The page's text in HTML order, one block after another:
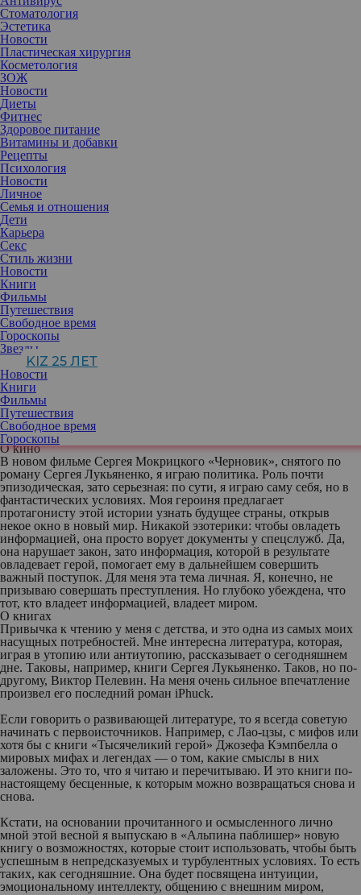
Стоматология
Эстетика
Новости
Пластическая хирургия
Косметология
ЗОЖ
Новости
Диеты
Фитнес
Здоровое питание
Витамины и добавки
Рецепты
Психология
Новости
Личное
Семья и отношения
Дети
Карьера
Секс
Стиль жизни
Новости
Книги
Фильмы
Путешествия
Свободное время
Гороскопы
Звезды
KIZ 25 ЛЕТ
Новости
Книги
Фильмы
Путешествия
Свободное время
Гороскопы
О детстве и комплексах
Идея менять себя, работать над собой первый раз пришла мне в
14 лет, когда я дошла до отчаяния. Я поняла, что у всех есть
какие-то мальчики, а у меня нет. У всех много друзей, а у меня
нет. Все красивые, а я не очень. Все подружки звонко общаются,
а я не могу разговаривать с людьми и вообще у меня какой-то
зажим бесконечный. Поскольку я читала много классической
литературы, как-то наткнулась на дневники Чехова, где он
писал, что решил выжимать из себя раба по капле крови. И я
тоже решила отжать. На это ушло 20 лет. Конечно, когда речь
идет о работе над собой, все всегда происходит постепенно.
Главное — не рассуждать, а действовать.
О кино
В новом фильме Сергея Мокрицкого «Черновик», снятого по
роману Сергея Лукьяненко, я играю политика. Роль почти
эпизодическая, зато серьезная: по сути, я играю саму себя, но в
фантастических условиях. Моя героиня предлагает
протагонисту этой истории узнать будущее страны, открыв
некое окно в новый мир. Никакой эзотерики: чтобы овладеть
информацией, она просто ворует документы у спецслужб. Да,
она нарушает закон, зато информация, которой в результате
овладевает герой, помогает ему в дальнейшем совершить
важный поступок. Для меня эта тема личная. Я, конечно, не
призываю совершать преступления. Но глубоко убеждена, что
тот, кто владеет информацией, владеет миром.
О книгах
Привычка к чтению у меня с детства, и это одна из самых моих
насущных потребностей. Мне интересна литература, которая,
играя в утопию или антиутопию, рассказывает о сегодняшнем
дне. Таковы, например, книги Сергея Лукьяненко. Таков, но по-
другому, Виктор Пелевин. На меня очень сильное впечатление
произвел его последний роман iPhuck.
Если говорить о развивающей литературе, то я всегда советую
начинать с первоисточников. Например, с Лао-цзы, с мифов или
хотя бы с книги «Тысячеликий герой» Джозефа Кэмпбелла о
мировых мифах и легендах — о том, какие смыслы в них
заложены. Это то, что я читаю и перечитываю. И это книги по-
настоящему бесценные, к которым можно возвращаться снова и
снова.
Кстати, на основании прочитанного и осмысленного лично
мной этой весной я выпускаю в «Альпина паблишер» новую
книгу о возможностях, которые стоит использовать, чтобы быть
успешным в непредсказуемых и турбулентных условиях. То есть
таких, как сегодняшние. Она будет посвящена интуиции,
эмоциональному интеллекту, общению с внешним миром,